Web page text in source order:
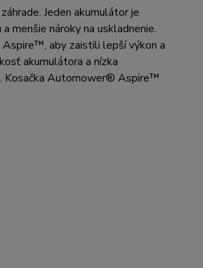
Jeden akumulátor je
menšie nároky na uskladnenie.
aby zaistili lepší výkon a
akumulátora a nízka
Kosačka Automower® Aspire™